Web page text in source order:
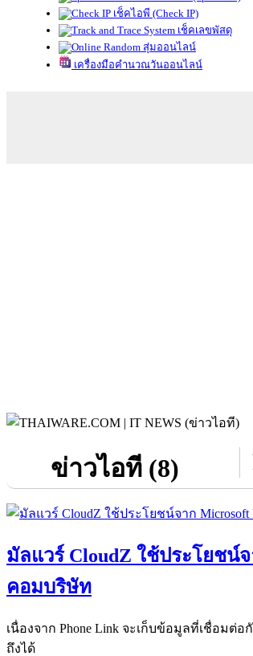
เช็คไอพี (Check IP)
เช็คเลขพัสดุ
สุ่มออนไลน์
เครื่องมือคำนวณวันออนไลน์
ข่าวไอที (8)
มัลแวร์ CloudZ ใช้ประโยชน์
คอมบริษัท
เนื่องจาก Phone Link จะเก็บข้อมูลที่เชื่อม
ถึงได้